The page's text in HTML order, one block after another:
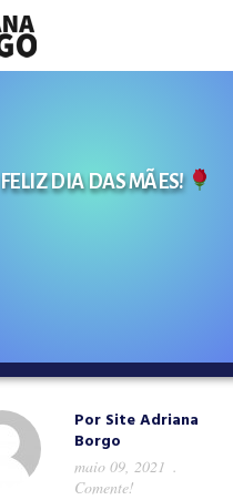
FELIZ DIA DAS MÃES!
Por Site Adriana
Borgo
maio 09, 2021
Comente!